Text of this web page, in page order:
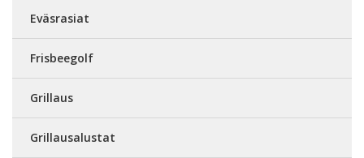
Eväsrasiat
Frisbeegolf
Grillaus
Grillausalustat